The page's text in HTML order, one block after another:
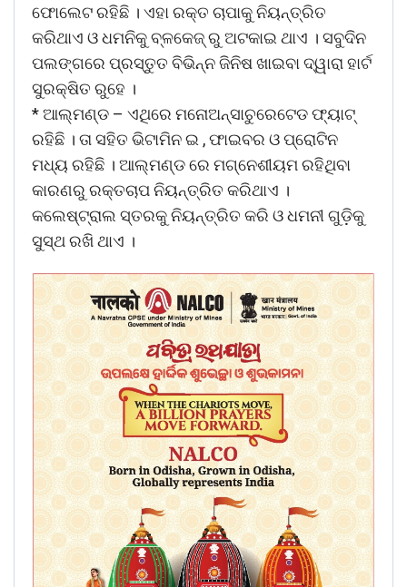
ଫୋଲେଟ ରହିଛି । ଏହା ରକ୍ତ ଚାପାକୁ ନିୟନ୍ତ୍ରିତ
କରିଥାଏ ଓ ଧମନିକୁ ବ୍ଳକେଜ୍ ରୁ ଅଟକାଇ ଥାଏ । ସବୁଦିନ
ପଲଙ୍ଗରେ ପ୍ରସ୍ତୁତ ବିଭିନ୍ନ ଜିନିଷ ଖାଇବା ଦ୍ୱାରା ହାର୍ଟ
ସୁରକ୍ଷିତ ରୁହେ ।
* ଆଲ୍ମଣ୍ଡ – ଏଥିରେ ମନୋଅନ୍ସାଚୁରେଟେଡ ଫ୍ୟାଟ୍
ରହିଛି । ତା ସହିତ ଭିଟାମିନ ଇ , ଫାଇବର ଓ ପ୍ରୋଟିନ
ମଧ୍ୟ ରହିଛି । ଆଲ୍ମଣ୍ଡ ରେ ମଗ୍ନେଶୀୟମ ରହିଥିବା
କାରଣରୁ ରକ୍ତଚାପ ନିୟନ୍ତ୍ରିତ କରିଥାଏ ।
କଲେଷ୍ଟ୍ରାଲ ସ୍ତରକୁ ନିୟନ୍ତ୍ରିତ କରି ଓ ଧମନୀ ଗୁଡ଼ିକୁ
ସୁସ୍ଥ ରଖି ଥାଏ ।